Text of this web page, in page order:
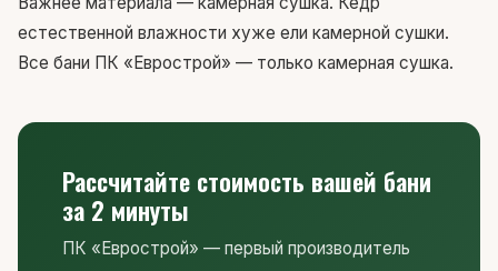
естественной влажности хуже ели камерной сушки.
Все бани ПК «Еврострой» — только камерная сушка.
Рассчитайте стоимость вашей бани
за 2 минуты
ПК «Еврострой» — первый производитель